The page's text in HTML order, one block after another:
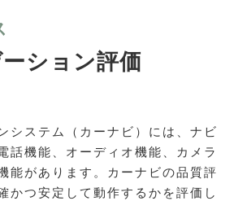
ション評価
システム（カーナビ）には、ナビ
話機能、オーディオ機能、カメラ
能があります。カーナビの品質評
かつ安定して動作するかを評価し